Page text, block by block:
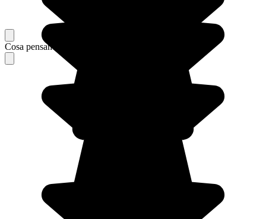
Cosa pensano i nostri viaggiatori del loro soggiorno